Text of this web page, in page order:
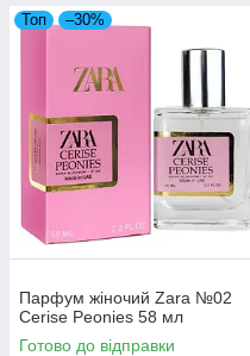
Топ –30%
Парфум жіночий Zara №02
Cerise Peonies 58 мл
Готово до відправки